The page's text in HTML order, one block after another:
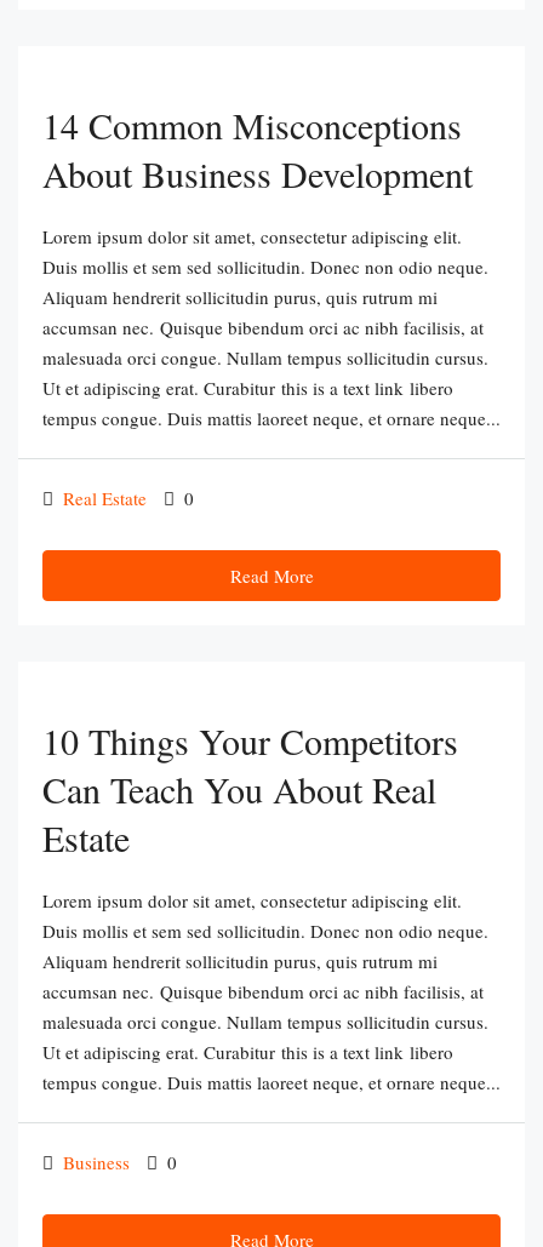
14 Common Misconceptions
About Business Development
Lorem ipsum dolor sit amet, consectetur adipiscing elit.
Duis mollis et sem sed sollicitudin. Donec non odio neque.
Aliquam hendrerit sollicitudin purus, quis rutrum mi
accumsan nec. Quisque bibendum orci ac nibh facilisis, at
malesuada orci congue. Nullam tempus sollicitudin cursus.
Ut et adipiscing erat. Curabitur this is a text link libero
tempus congue. Duis mattis laoreet neque, et ornare neque...
Real Estate 0
Read More
10 Things Your Competitors
Can Teach You About Real
Estate
Lorem ipsum dolor sit amet, consectetur adipiscing elit.
Duis mollis et sem sed sollicitudin. Donec non odio neque.
Aliquam hendrerit sollicitudin purus, quis rutrum mi
accumsan nec. Quisque bibendum orci ac nibh facilisis, at
malesuada orci congue. Nullam tempus sollicitudin cursus.
Ut et adipiscing erat. Curabitur this is a text link libero
tempus congue. Duis mattis laoreet neque, et ornare neque...
Business 0
Read More